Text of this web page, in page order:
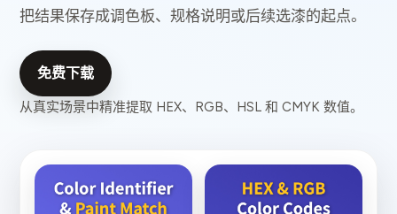
把结果保存成调色板、规格说明或后续选漆的起点。
免费下载
从真实场景中精准提取 HEX、RGB、HSL 和 CMYK 数值。